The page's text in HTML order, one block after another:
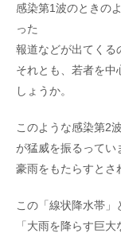
感染第1波のときの
った
報道などが出てくる
それとも、若者を
しょうか。
このような感染第2
が猛威を振るってい
豪雨をもたらすとさ
この「線状降水帯」
「大雨を降らす巨